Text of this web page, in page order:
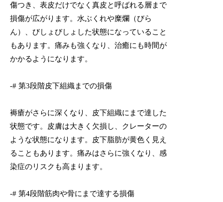
傷つき、表皮だけでなく真皮と呼ばれる層まで
損傷が広がります。水ぶくれや糜爛（びら
ん）、びしょびしょした状態になっていること
もあります。痛みも強くなり、治癒にも時間が
かかるようになります。
-# 第3段階皮下組織までの損傷
褥瘡がさらに深くなり、皮下組織にまで達した
状態です。皮膚は大きく欠損し、クレーターの
ような状態になります。皮下脂肪が黄色く見え
ることもあります。痛みはさらに強くなり、感
染症のリスクも高まります。
-# 第4段階筋肉や骨にまで達する損傷